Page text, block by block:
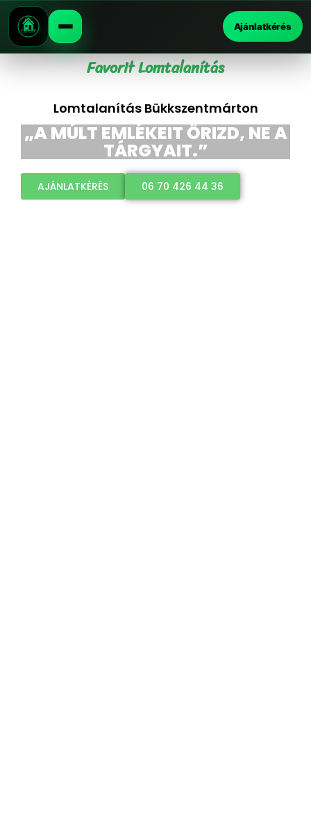
Ajánlatkérés
Favorit Lomtalanítás
Lomtalanítás Bükkszentmárton
„A MÚLT EMLÉKEIT ŐRIZD, NE A
TÁRGYAIT.”
AJÁNLATKÉRÉS 06 70 426 44 36